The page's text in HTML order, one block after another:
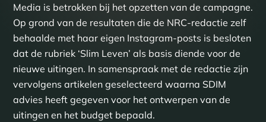
Media is betrokken bij het opzetten van de campagne.
Op grond van de resultaten die de NRC-redactie zelf
behaalde met haar eigen Instagram-posts is besloten
dat de rubriek ‘Slim Leven’ als basis diende voor de
nieuwe uitingen. In samenspraak met de redactie zijn
vervolgens artikelen geselecteerd waarna SDIM
advies heeft gegeven voor het ontwerpen van de
uitingen en het budget bepaald.